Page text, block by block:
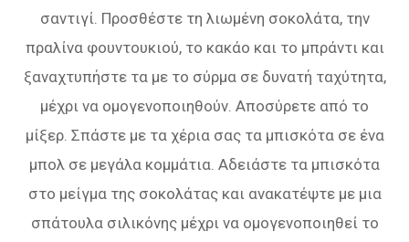
σαντιγί. Προσθέστε τη λιωµένη σοκολάτα, την
πραλίνα φουντουκιού, το κακάο και το µπράντι και
ξαναχτυπήστε τα µε το σύρµα σε δυνατή ταχύτητα,
µέχρι να οµογενοποιηθούν. Αποσύρετε από το
µίξερ. Σπάστε µε τα χέρια σας τα µπισκότα σε ένα
µπολ σε µεγάλα κοµµάτια. Αδειάστε τα µπισκότα
στο µείγµα της σοκολάτας και ανακατέψτε µε µια
σπάτουλα σιλικόνης µέχρι να οµογενοποιηθεί το